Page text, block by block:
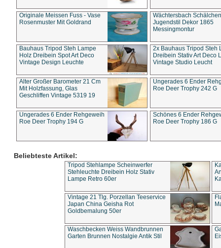
Originale Meissen Fuss - Vase
Rosenmuster Mit Goldrand
Wächtersbach Schälchen
Jugendstil Dekor 1865
Messingmontur
Bauhaus Tripod Steh Lampe
Holz Dreibein Spot Art Deco
Vintage Design Leuchte
2x Bauhaus Tripod Steh
Dreibein Stativ Art Deco
Vintage Studio Leucht
Alter Großer Barometer 21 Cm
Mit Holzfassung, Glas
Geschliffen Vintage 5319 19
Ungerades 6 Ender
Roe Deer Trophy 242 G
Ungerades 6 Ender Rehgeweih
Roe Deer Trophy 194 G
Schönes 6 Ender
Roe Deer Trophy 186 G
Beliebteste Artikel:
Tripod Stehlampe Scheinwerfer
Stehleuchte Dreibein Holz Stativ
Lampe Retro 60er
Vintage 21 Tlg. Porzellan Teeservice
Japan China Geisha Rot
Goldbemalung 50er
Waschbecken Weiss Wandbrunnen
Garten Brunnen Nostalgie Antik Stil